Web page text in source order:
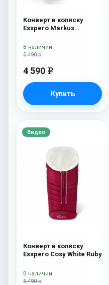
Конверт в коляску
Esspero Markus
шерсть) Chocolat
5 490 р
4 590 e
Купить
В наличии
Видео
Конверт в коляску
Esspero Cosy White Ruby
5 490 р
В наличии